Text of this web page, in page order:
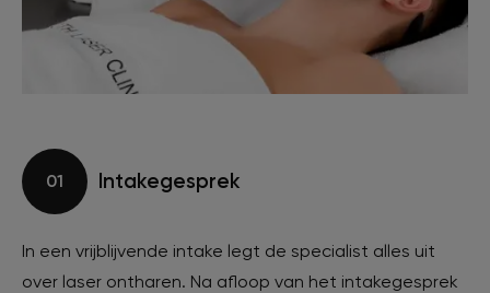
01 Intakegesprek
In een vrijblijvende intake legt de specialist alles uit
over laser ontharen. Na afloop van het intakegesprek